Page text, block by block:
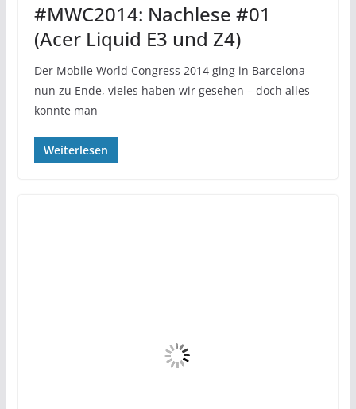
#MWC2014: Nachlese #01
(Acer Liquid E3 und Z4)
Der Mobile World Congress 2014 ging in Barcelona
nun zu Ende, vieles haben wir gesehen – doch alles
konnte man
Weiterlesen